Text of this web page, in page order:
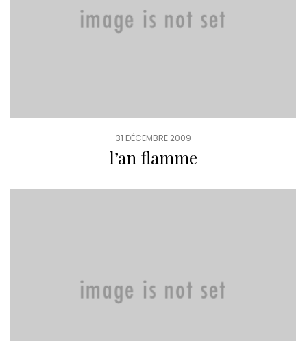
31 DÉCEMBRE 2009
l’an flamme